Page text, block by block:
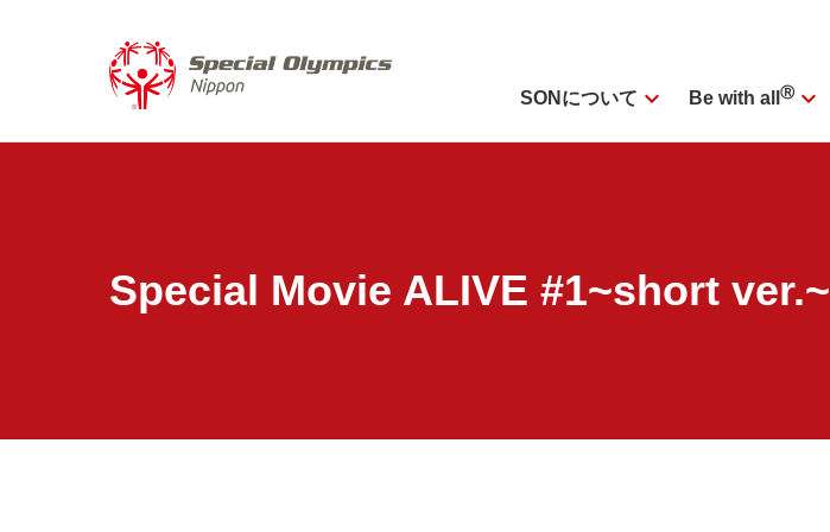
SONについて expand_more Be with all Ⓡ expand_more
Special Movie ALIVE #1~short ver.~